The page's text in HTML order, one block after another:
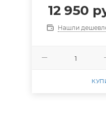
12 950
Нашли